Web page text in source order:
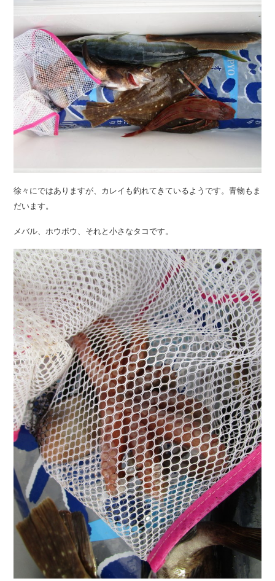
徐々にではありますが、カレイも釣れてきているようです。青物もま
だいます。
メバル、ホウボウ、それと小さなタコです。